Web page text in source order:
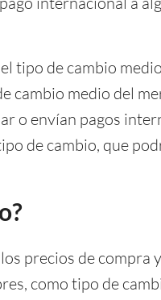
tipo de cambio
cambio medio del
o envían pagos
de cambio, que
precios de compra
como tipo de